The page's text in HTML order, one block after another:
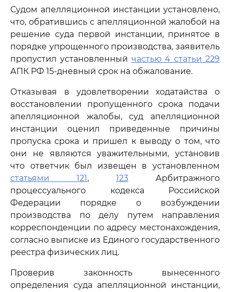
Судом апелляционной инстанции установлено,
что, обратившись с апелляционной жалобой на
решение суда первой инстанции, принятое в
порядке упрощенного производства, заявитель
пропустил установленный частью 4 статьи 229
АПК РФ 15-дневный срок на обжалование.
Отказывая в удовлетворении ходатайства о
восстановлении пропущенного срока подачи
апелляционной жалобы, суд апелляционной
инстанции оценил приведенные причины
пропуска срока и пришел к выводу о том, что
они не являются уважительными, установив
что ответчик был извещен в установленном
статьями 121, 123 Арбитражного
процессуального кодекса Российской
Федерации порядке о возбуждении
производства по делу путем направления
корреспонденции по адресу местонахождения,
согласно выписке из Единого государственного
реестра физических лиц.
Проверив законность вынесенного
определения суда апелляционной инстанции,